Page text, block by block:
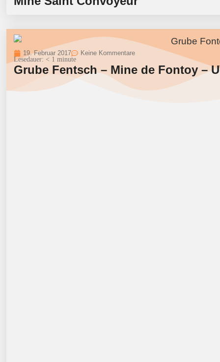
19. Februar 2017 Keine Kommentare
Lesedauer: < 1 minute
Grube Fentsch – Mine de Fontoy –